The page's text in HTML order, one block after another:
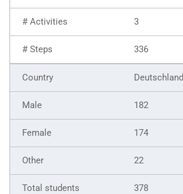
3
336
Deutschland
182
174
22
378